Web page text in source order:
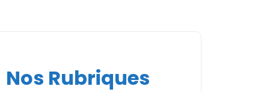
Nos Rubriques